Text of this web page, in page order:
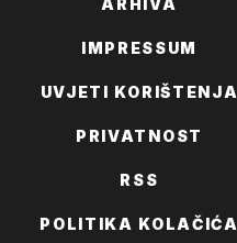
IMPRESSUM
UVJETI KORIŠTENJA
PRIVATNOST
RSS
POLITIKA KOLAČIĆA